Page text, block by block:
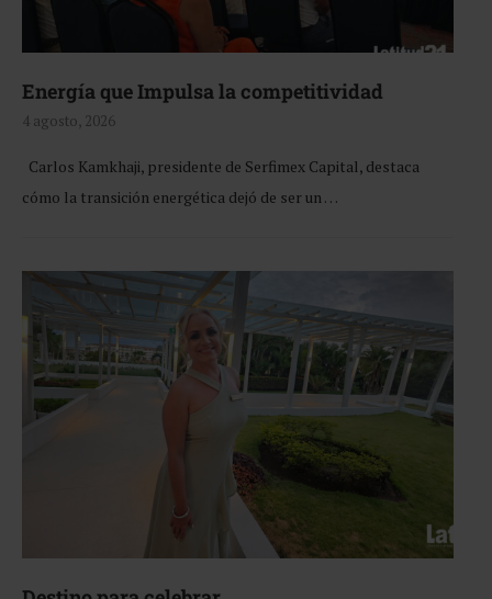
Energía que Impulsa la competitividad
4 agosto, 2026
Carlos Kamkhaji, presidente de Serfimex Capital, destaca
cómo la transición energética dejó de ser un …